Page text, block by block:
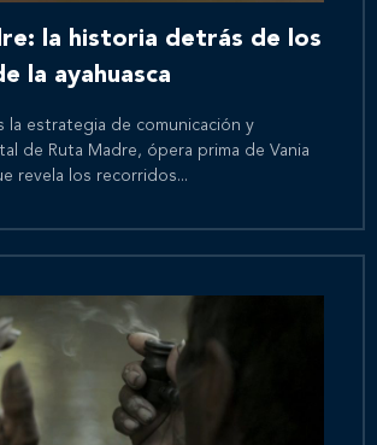
la historia detrás de los
la ayahuasca
la estrategia de comunicación y
de Ruta Madre, ópera prima de Vania
revela los recorridos...